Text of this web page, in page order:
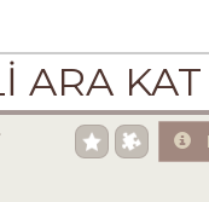
ARA KAT